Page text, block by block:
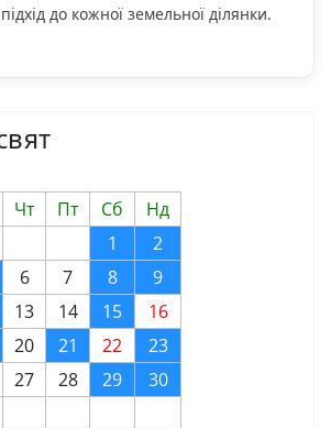
до кожної земельної ділянки.
Чт Пт Сб
Нд
1
2
6 7 8
9
13 14 15
16
20 21 22
23
27 28 29
30